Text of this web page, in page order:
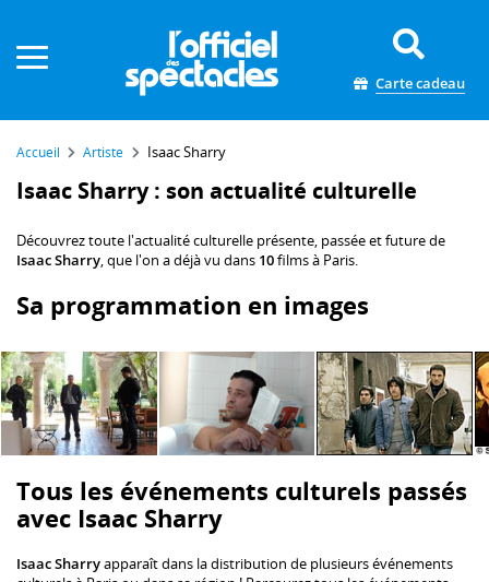
Carte cadeau
Accueil Artiste Isaac Sharry
Isaac Sharry : son actualité culturelle
Découvrez toute l'actualité culturelle présente, passée et future de
Isaac Sharry, que l'on a déjà vu dans 10films à Paris.
Sa programmation en images
Tous les événements culturels passés
avec Isaac Sharry
Isaac Sharryapparaît dans la distribution de plusieurs événements